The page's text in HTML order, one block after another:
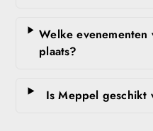
Welke
plaats?
Is Meppel geschikt